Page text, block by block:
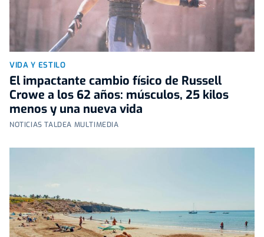
VIDA Y ESTILO
El impactante cambio físico de Russell
Crowe a los 62 años: músculos, 25 kilos
menos y una nueva vida
NOTICIAS TALDEA MULTIMEDIA